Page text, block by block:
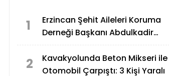
1
Erzincan Şehit Aileleri Koruma
Derneği Başkanı Abdulkadir
2
Kavakyolunda Beton Mikseri ile
Otomobil Çarpıştı: 3 Kişi Yaralı